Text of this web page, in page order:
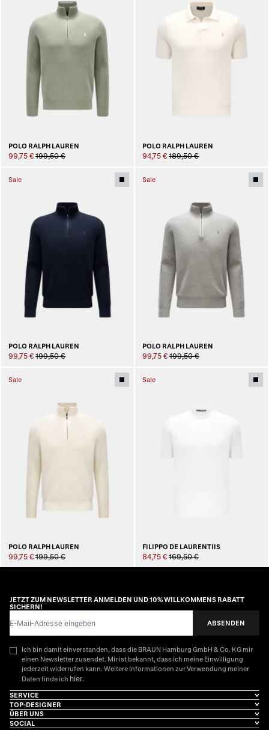
POLO RALPH LAUREN
99,75 € 199,50 €
POLO RALPH LAUREN
94,75 € 189,50 €
Sale
POLO RALPH LAUREN
99,75 € 199,50 €
Sale
POLO RALPH LAUREN
99,75 € 199,50 €
Sale
POLO RALPH LAUREN
99,75 € 199,50 €
Sale
FILIPPO DE LAURENTIIS
84,75 € 169,50 €
JETZT ZUM NEWSLETTER ANMELDEN UND 10% WILLKOMMENS RABATT
SICHERN!
ABSENDEN
Ich bin damit einverstanden, dass die BRAUN Hamburg GmbH & Co. KG mir
einen Newsletter zusendet. Mir ist bekannt, dass ich meine Einwilligung
jederzeit widerrufen kann. Weitere Informationen zur Verwendung meiner
Daten finde ich hier.
SERVICE
TOP-DESIGNER
ÜBER UNS
SOCIAL